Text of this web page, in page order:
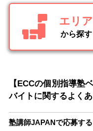
エリア
から探す
【ECCの個別指導
バイトに関するよく
塾講師JAPANで応募す